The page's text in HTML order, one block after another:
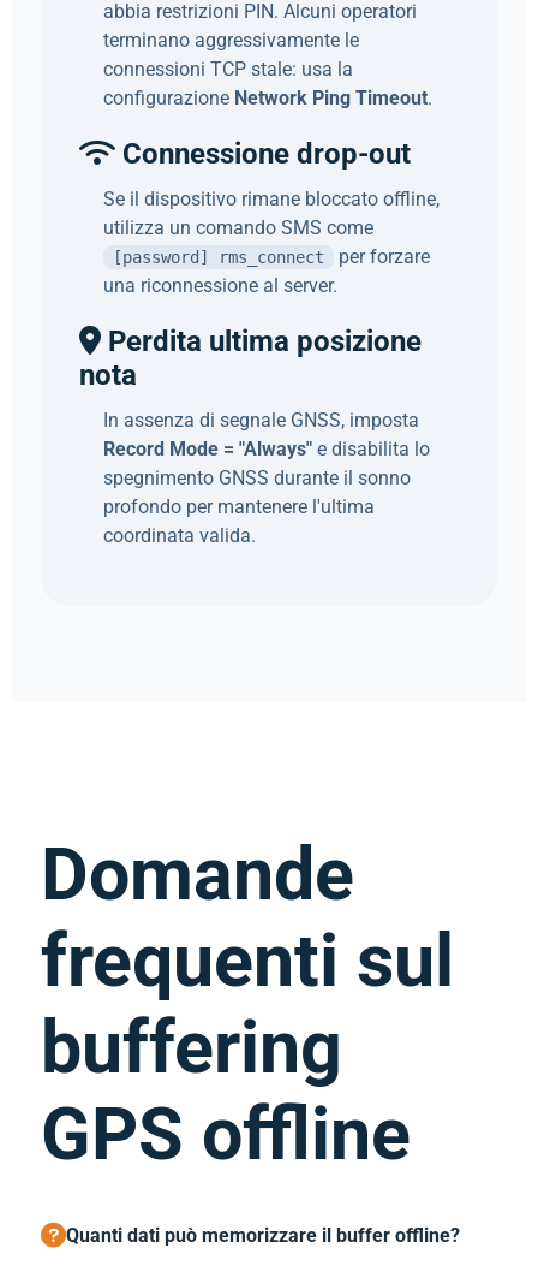
abbia restrizioni PIN. Alcuni operatori
terminano aggressivamente le
connessioni TCP stale: usa la
configurazione Network Ping Timeout.
Connessione drop-out
Se il dispositivo rimane bloccato offline,
utilizza un comando SMS come
[password] rms_connect
per forzare
una riconnessione al server.
Perdita ultima posizione
nota
In assenza di segnale GNSS, imposta
Record Mode = "Always" e disabilita lo
spegnimento GNSS durante il sonno
profondo per mantenere l'ultima
coordinata valida.
Domande
frequenti sul
buffering
GPS offline
Quanti dati può memorizzare il buffer offline?